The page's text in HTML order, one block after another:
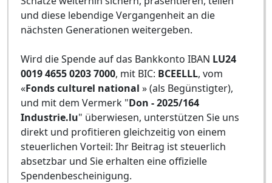
und diese lebendige Vergangenheit an die
nächsten Generationen weitergeben.
Wird die Spende auf das Bankkonto IBAN LU24
0019 4655 0203 7000, mit BIC: BCEELLL, vom
«Fonds culturel national » (als Begünstigter),
und mit dem Vermerk "Don - 2025/164
Industrie.lu" überwiesen, unterstützen Sie uns
direkt und profitieren gleichzeitig von einem
steuerlichen Vorteil: Ihr Beitrag ist steuerlich
absetzbar und Sie erhalten eine offizielle
Spendenbescheinigung.